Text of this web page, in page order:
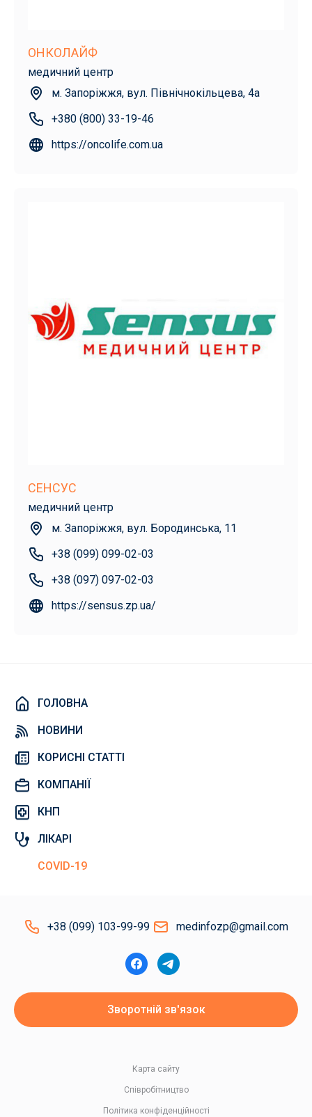
ОНКОЛАЙФ
медичний центр
м. Запоріжжя, вул. Північнокільцева, 4а
+380 (800) 33-19-46
https://oncolife.com.ua
СЕНСУС
медичний центр
м. Запоріжжя, вул. Бородинська, 11
+38 (099) 099-02-03
+38 (097) 097-02-03
https://sensus.zp.ua/
ГОЛОВНА
НОВИНИ
КОРИСНІ СТАТТІ
КОМПАНІЇ
КНП
ЛІКАРІ
COVID-19
+38 (099) 103-99-99 medinfozp@gmail.com
Зворотній зв'язок
Політика конфіденційності
Співробітництво
Карта сайту